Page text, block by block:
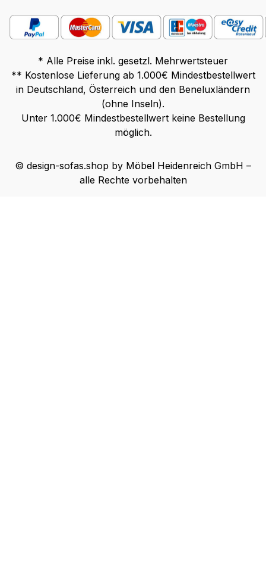
* Alle Preise inkl. gesetzl. Mehrwertsteuer
** Kostenlose Lieferung ab 1.000€ Mindestbestellwert
in Deutschland, Österreich und den Beneluxländern
(ohne Inseln).
Unter 1.000€ Mindestbestellwert keine Bestellung
möglich.
© design-sofas.shop by Möbel Heidenreich GmbH –
alle Rechte vorbehalten